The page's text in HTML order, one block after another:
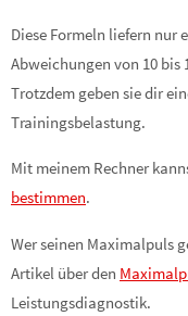
Diese Formeln liefern
Abweichungen von 10
Trotzdem geben sie dir
Trainingsbelastung.
Mit meinem Rechner
bestimmen.
Wer seinen Maximalpuls
Artikel über den
Leistungsdiagnostik.